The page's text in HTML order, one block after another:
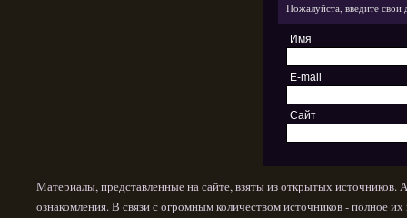
Пожалуйста, введите
Имя
E-mail
Сайт
Материалы, представленные на сайте, взяты из открытых
ознакомления. В связи с огромным количеством источников - полное